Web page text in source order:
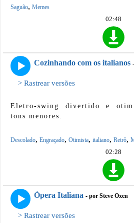
Saguão, Memes
02:48
Cozinhando com os italianos
> Rastrear versões
Eletro-swing divertido e
tons menores.
Descolado, Engraçado, Otimista, italiano, Retrô,
02:28
Ópera Italiana - por Steve Oxen
> Rastrear versões